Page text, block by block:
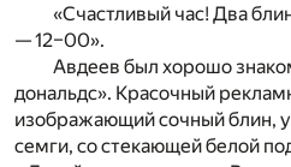
«Счастливый час! Два
— 12–00».
Авдеев был хорошо
дональдс». Красочный
изображающий сочный блин,
семги, со стекающей белой